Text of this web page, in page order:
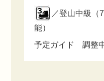
／登山中級（
能）
予定ガイド 調整